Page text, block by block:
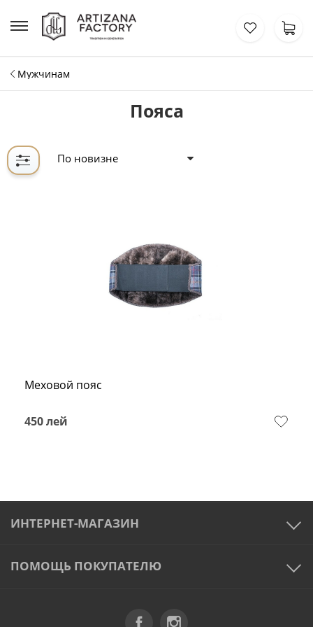
Мужчинам
Пояса
По новизне
Меховой пояс
450лей
ИНТЕРНЕТ-МАГАЗИН
ПОМОЩЬ ПОКУПАТЕЛЮ